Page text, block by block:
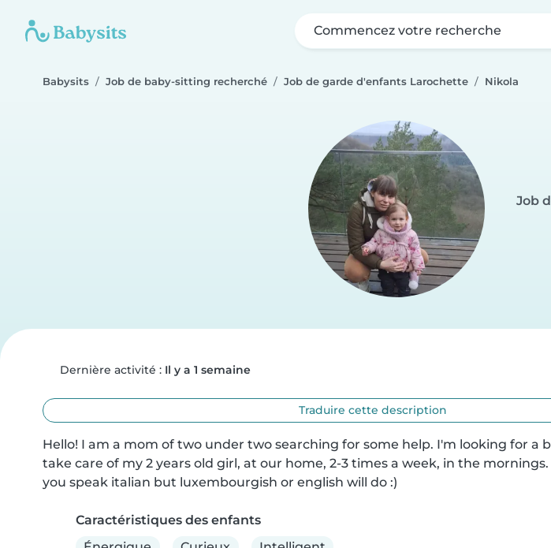
Commencez votre recherche
Babysits Job de baby-sitting recherché Job de garde d'enfants Larochette Nikola
Job
Dernière activité : Il y a 1 semaine
Traduire cette description
Hello! I am a mom of two under two searching for some help. I'm looking for a
take care of my 2 years old girl, at our home, 2-3 times a week, in the
you speak italian but luxembourgish or english will do :)
Caractéristiques des enfants